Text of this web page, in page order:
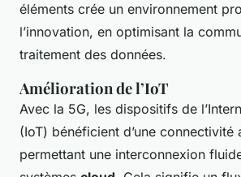
éléments crée un environnement
l’innovation, en optimisant la
traitement des données.
Amélioration de l’IoT
Avec la 5G, les dispositifs de
(IoT) bénéficient d’une connectivité
permettant une interconnexion